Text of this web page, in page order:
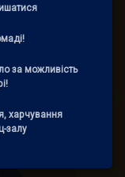
за можливість
харчування
залу